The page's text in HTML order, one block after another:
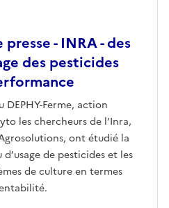
- INRA - des
des pesticides
DEPHY-Ferme, action
les chercheurs de l’Inra,
ont étudié la
de pesticides et les
de culture en termes